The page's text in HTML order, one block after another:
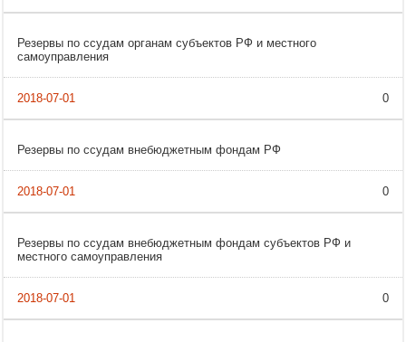
Резервы по ссудам органам субъектов РФ и местного
самоуправления
0
Резервы по ссудам внебюджетным фондам РФ
0
Резервы по ссудам внебюджетным фондам субъектов РФ и
местного самоуправления
0